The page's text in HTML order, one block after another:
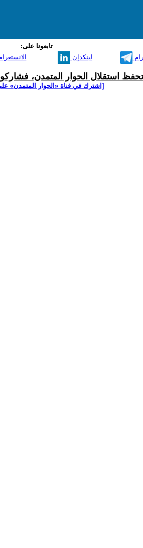
تابعونا على:
لينكدإن
تحفظ استقلال الحوار المتمدن،
[اشترك في قناة ‫«الحوار المتمدن»